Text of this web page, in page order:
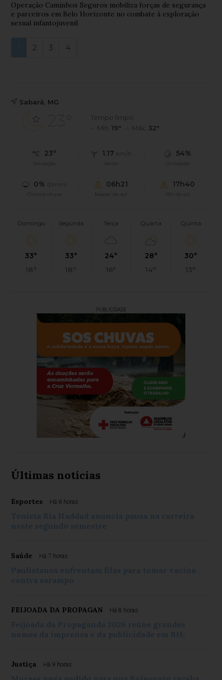
Operação Caminhos Seguros mobiliza forças de segurança
e parceiros em Belo Horizonte no combate à exploração
sexual infantojuvenil
2 3 4
Sabará, MG
23°
Tempo limpo
Mín.19° Máx. 32°
23°
Sensação
1.17 km/h
Vento
54%
Umidade
0% (0mm)
Chance chuva
06h21
Nascer do sol
17h40
Pôr do sol
Domingo
33°
18°
Segunda
33°
18°
Terça
24°
16°
Quarta
28°
14°
Quinta
30°
13°
PUBLICIDADE
Últimas notícias
Esportes Há 6 horas
Saúde Há 7 horas
FEIJOADA DA PROPAGAN Há 8 horas
Justiça Há 9 horas